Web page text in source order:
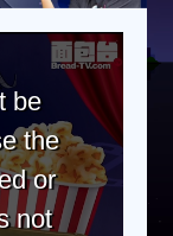
be
the
or
not